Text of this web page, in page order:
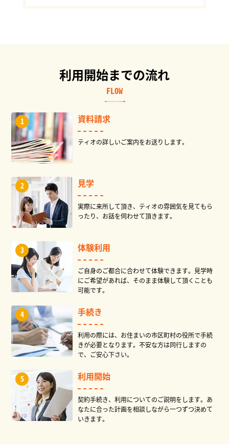
利用開始までの流れ
FLOW
資料請求
ティオの詳しいご案内をお送りします。
見学
実際に来所して頂き、ティオの雰囲気を見てもら
ったり、お話を伺わせて頂きます。
体験利用
ご自身のご都合に合わせて体験できます。見学時
にご希望があれば、そのまま体験して頂くことも
可能です。
手続き
利用の際には、お住まいの市区町村の役所で手続
きが必要となります。不安な方は同行しますの
で、ご安心下さい。
利用開始
契約手続き、利用についてのご説明をします。あ
なたに合った計画を相談しながら一つずつ決めて
いきます。